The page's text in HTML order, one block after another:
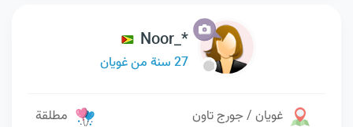
Noor_*
27 سنة من غويان
غويان / جورج تاون مطلقة